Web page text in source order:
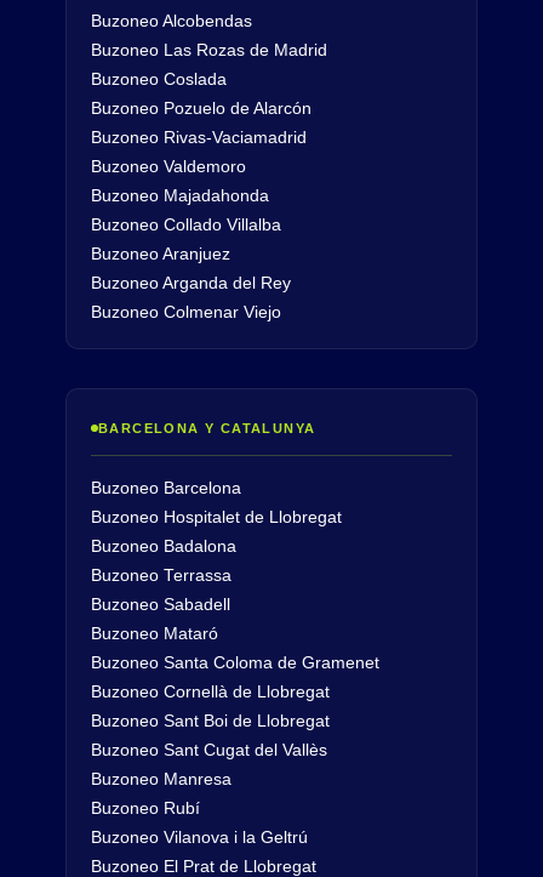
Buzoneo Alcobendas
Buzoneo Las Rozas de Madrid
Buzoneo Coslada
Buzoneo Pozuelo de Alarcón
Buzoneo Rivas-Vaciamadrid
Buzoneo Valdemoro
Buzoneo Majadahonda
Buzoneo Collado Villalba
Buzoneo Aranjuez
Buzoneo Arganda del Rey
Buzoneo Colmenar Viejo
BARCELONA Y CATALUNYA
Buzoneo Barcelona
Buzoneo Hospitalet de Llobregat
Buzoneo Badalona
Buzoneo Terrassa
Buzoneo Sabadell
Buzoneo Mataró
Buzoneo Santa Coloma de Gramenet
Buzoneo Cornellà de Llobregat
Buzoneo Sant Boi de Llobregat
Buzoneo Sant Cugat del Vallès
Buzoneo Manresa
Buzoneo Rubí
Buzoneo Vilanova i la Geltrú
Buzoneo El Prat de Llobregat